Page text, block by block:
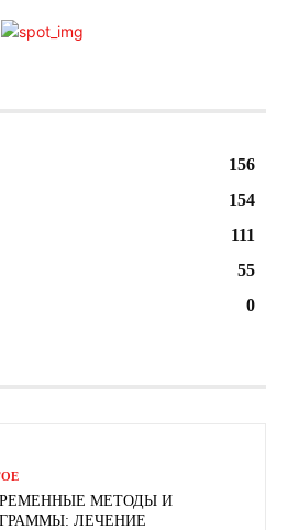
156
154
111
55
0
МЕТОДЫ И
ЛЕЧЕНИЕ